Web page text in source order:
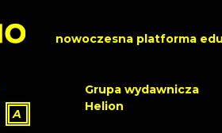
nowoczesna platforma
A
Grupa wydawnicza
Helion